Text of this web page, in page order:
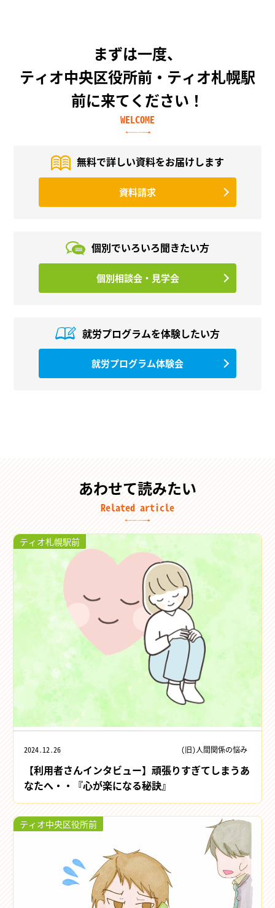
まずは一度、
ティオ中央区役所前・ティオ札幌駅
前に来てください！
WELCOME
無料で詳しい資料をお届けします
資料請求
個別でいろいろ聞きたい方
個別相談会・見学会
就労プログラムを体験したい方
就労プログラム体験会
あわせて読みたい
Related article
ティオ札幌駅前
2024.12.26 (旧)人間関係の悩み
【利用者さんインタビュー】頑張りすぎてしまうあ
なたへ・・『心が楽になる秘訣』
ティオ中央区役所前